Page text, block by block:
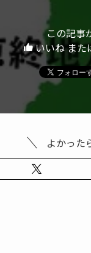
この記事
いいね また
よかった